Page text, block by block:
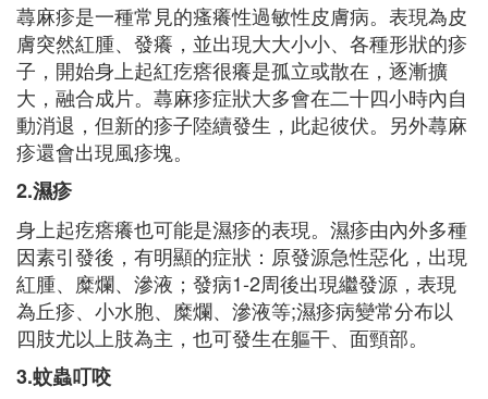
蕁麻疹是一種常見的瘙癢性過敏性皮膚病。表現為皮
膚突然紅腫、發癢，並出現大大小小、各種形狀的疹
子，開始身上起紅疙瘩很癢是孤立或散在，逐漸擴
大，融合成片。蕁麻疹症狀大多會在二十四小時內自
動消退，但新的疹子陸續發生，此起彼伏。另外蕁麻
疹還會出現風疹塊。
2.濕疹
身上起疙瘩癢也可能是濕疹的表現。濕疹由內外多種
因素引發後，有明顯的症狀：原發源急性惡化，出現
紅腫、糜爛、滲液；發病1-2周後出現繼發源，表現
為丘疹、小水胞、糜爛、滲液等;濕疹病變常分布以
四肢尤以上肢為主，也可發生在軀干、面頸部。
3.蚊蟲叮咬